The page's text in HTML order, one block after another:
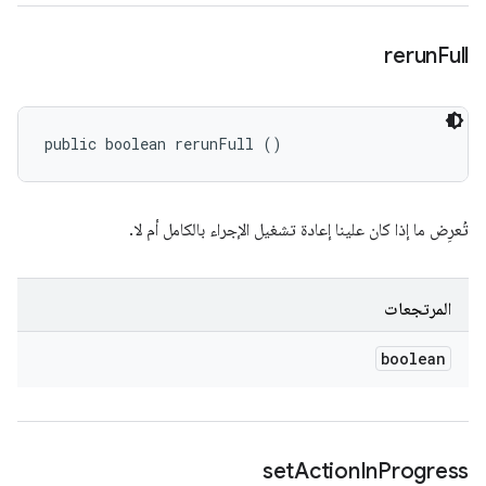
rerunFull
public boolean rerunFull ()
تُعرِض ما إذا كان علينا إعادة تشغيل الإجراء بالكامل أم لا.
المرتجعات
boolean
setActionInProgress